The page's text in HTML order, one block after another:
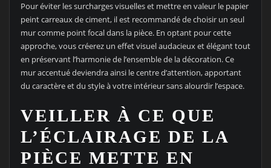
Pour éviter les surcharges visuelles et mettre en valeur le papier
peint carreaux de ciment, il est recommandé de choisir un seul
mur comme point focal dans la pièce. En optant pour cette
approche, vous créerez un effet visuel audacieux et élégant tout
en préservant l’harmonie de l’ensemble de la décoration. Ce
mur accentué deviendra ainsi le centre d’attention, apportant
du caractère et du style à votre intérieur sans alourdir l’espace.
VEILLER À CE QUE
L’ÉCLAIRAGE DE LA
PIÈCE METTE EN